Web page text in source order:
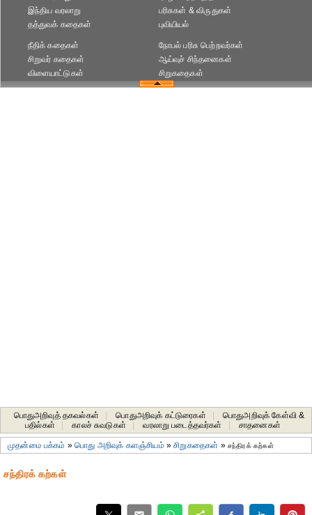
இந்திய வரலாறு
தத்துவக் கதைகள்
பரிசுகள் & விருதுகள்
புவியியல்
நீதிக் கதைகள்
சிறுவர் கதைகள்
விளையாட்டுகள்
நோபல் பரிசு‎ பெற்றவர்‎கள்
ஆய்வுச் சிந்தனைகள்
சிறுகதைகள்
பொதுஅறிவுத் தகவல்கள் பொதுஅறிவுக் கட்டுரைகள்
பொதுஅறிவுக் கேள்வி &
பதில்கள்
காலச் சுவடுகள் வரலாறு படைத்தவர்கள் சாதனைகள்‎
முதன்மை பக்கம் »பொது அறிவுக் களஞ்சியம் »சிறுகதைகள் » சந்திரக் கற்கள்
சந்திரக் கற்கள்